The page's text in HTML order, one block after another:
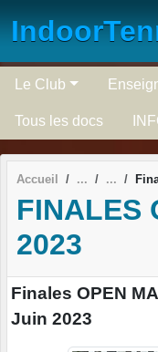
Le Club
Tous les docs
Accueil
FINALES
2023
Finales OPEN
Juin 2023